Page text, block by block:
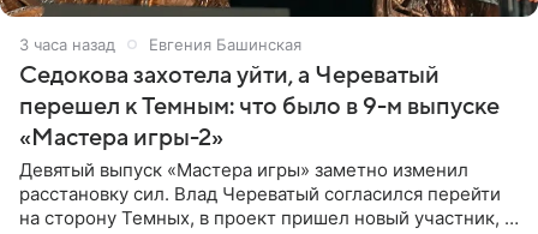
3 часа назад Евгения Башинская
Седокова захотела уйти, а Череватый
перешел к Темным: что было в 9-м выпуске
«Мастера игры-2»
Девятый выпуск «Мастера игры» заметно изменил
расстановку сил. Влад Череватый согласился перейти
на сторону Темных, в проект пришел новый участник, а